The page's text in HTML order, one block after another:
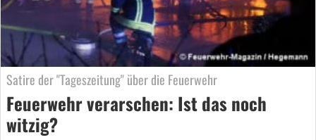
Satire der "Tageszeitung" über die Feuerwehr
Feuerwehr verarschen: Ist das noch
witzig?